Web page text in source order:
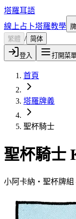
塔羅耳語
線上占卜塔羅教學
繁體 / 简体
登入 打開菜
首頁
塔羅牌義
聖杯騎士
聖杯騎士
小阿卡納・聖杯牌